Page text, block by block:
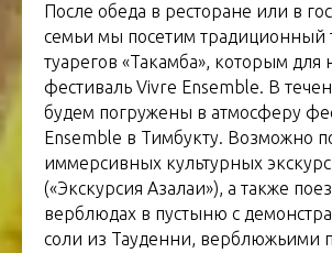
После обеда в ресторане или в
семьи мы посетим традиционный
туарегов «Такамба», которым для
фестиваль Vivre Ensemble. В
будем погружены в атмосферу
Ensemble в Тимбукту. Возможно
иммерсивных культурных
(«Экскурсия Азалаи»), а также
верблюдах в пустыню с
соли из Тауденни, верблюжьими